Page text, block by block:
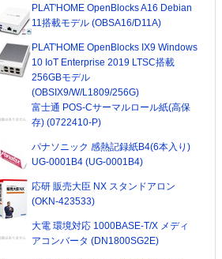
PLAT'HOME OpenBlocks A16 Debian
11搭載モデル (OBSA16/D11A)
PLAT'HOME OpenBlocks IX9 Windows
10 IoT Enterprise 2019 LTSC搭載
256GBモデル
(OBSIX9/W/L1809/256G)
富士通 POS-Cサーマルロール紙(高保
存) (0722410-P)
パナソニック 感熱記録紙B4(6本入り)
UG-0001B4 (UG-0001B4)
応研 販売大臣 NX スタンドアロン
(OKN-423533)
大電 環境対応 1000BASE-T/X メディ
アコンバータ (DN1800SG2E)